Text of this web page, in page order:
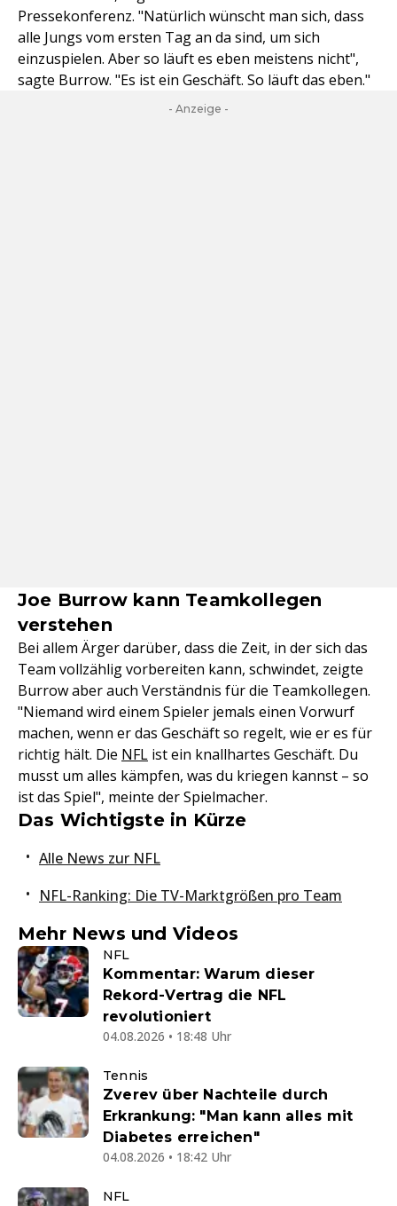
Pressekonferenz. "Natürlich wünscht man sich, dass
alle Jungs vom ersten Tag an da sind, um sich
einzuspielen. Aber so läuft es eben meistens nicht",
sagte Burrow. "Es ist ein Geschäft. So läuft das eben."
- Anzeige -
Joe Burrow kann Teamkollegen
verstehen
Bei allem Ärger darüber, dass die Zeit, in der sich das
Team vollzählig vorbereiten kann, schwindet, zeigte
Burrow aber auch Verständnis für die Teamkollegen.
"Niemand wird einem Spieler jemals einen Vorwurf
machen, wenn er das Geschäft so regelt, wie er es für
richtig hält. Die NFL ist ein knallhartes Geschäft. Du
musst um alles kämpfen, was du kriegen kannst – so
ist das Spiel", meinte der Spielmacher.
Das Wichtigste in Kürze
Alle News zur NFL
NFL-Ranking: Die TV-Marktgrößen pro Team
Mehr News und Videos
NFL
Kommentar: Warum dieser
Rekord-Vertrag die NFL
revolutioniert
04.08.2026 • 18:48 Uhr
Tennis
Zverev über Nachteile durch
Erkrankung: "Man kann alles mit
Diabetes erreichen"
04.08.2026 • 18:42 Uhr
NFL